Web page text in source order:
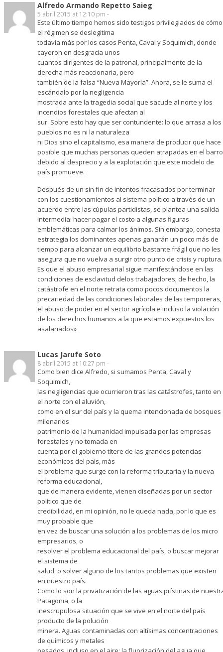
Alfredo Armando Repetto Saieg
5 abril 2015 at 12:10 pm -
Este último tiempo hemos sido testigos privilegiados de cómo
el régimen se deslegitima
todavía más por los casos Penta, Caval y Soquimich, donde
cayeron en desgracia unos
cuantos dirigentes de la patronal, principalmente de la
derecha más reaccionaria, pero
también de la falsa “Nueva Mayoría”. Ahora, se le suma el
escándalo por la negligencia
mostrada ante la tragedia social que sacude al norte y los
incendios forestales que afectan al
sur. Sobre esto hay que ser contundente: lo que arrasa a los
pueblos no es ni la naturaleza
ni Dios sino el capitalismo, esa manera de producir que hace
posible que muchas personas queden atrapadas en el barro
debido al desprecio y a la explotación que este modelo de
país promueve.
Después de un sin fin de intentos fracasados por terminar
con los cuestionamientos al sistema político a través de un
acuerdo entre las cúpulas partidistas, se plantea una salida
intermedia: hacer pagar el costo a algunas figuras
emblemáticas para calmar los ánimos. Sin embargo, conesta
estrategia los dominantes apenas ganarán un poco más de
tiempo para alcanzar un equilibrio bastante frágil que no les
asegura que no vuelva a surgir otro punto de crisis y ruptura.
Es que el abuso empresarial sigue manifestándose en las
condiciones de esclavitud delos trabajadores; de hecho, la
catástrofe en el norte retrata como pocos documentos la
precariedad de las condiciones laborales de las temporeras,
el abuso de poder en el sector agrícola e incluso la violación
de los derechos humanos a la que estamos expuestos los
asalariados»
Lucas Jarufe Soto
8 abril 2015 at 10:27 pm -
Como bien dice Alfredo, si sumamos Penta, Caval y
Soquimich,
las negligencias que ocurrieron tras las catástrofes, tanto en
el norte con el aluvión,
como en el sur del país y la quema intencionada de bosques
milenarios
patrimonio de la humanidad impulsada por las empresas
forestales y no tomada en
cuenta por el gobierno títere de las grandes potencias
económicos del país, más
el problema que surge con la reforma tributaria y la nueva
reforma educacional,
que de manera evidente, vienen diseñadas por un sector
político que de
credibilidad, en mi opinión, no le queda nada, por lo que es
muy probable que
en vez de buscar una solución a los problemas de los micro
empresarios, o
resolver el problema educacional del país, o buscar mejorar
el sistema de
salud, o solver alguno de los tantos problemas que existen
en nuestro país.
Como lo son la privatización de las aguas prístinas de
Patagonia, o la
inescrupulosa situación que se vive en el norte del país
producto de la polución
minera. Aguas contaminadas con altísimas concentraciones
de químicos y metales